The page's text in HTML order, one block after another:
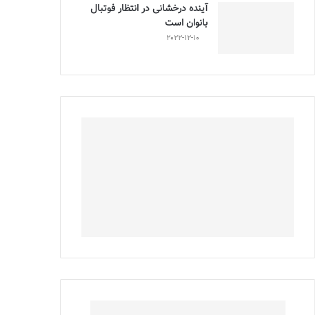
آینده درخشانی در انتظار فوتبال
بانوان است
2022-12-10